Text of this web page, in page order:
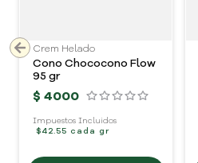
Crem Helado
Cono Chococono Flow
95 gr
$ 4000
Impuestos Incluidos
$42.55 cada gr